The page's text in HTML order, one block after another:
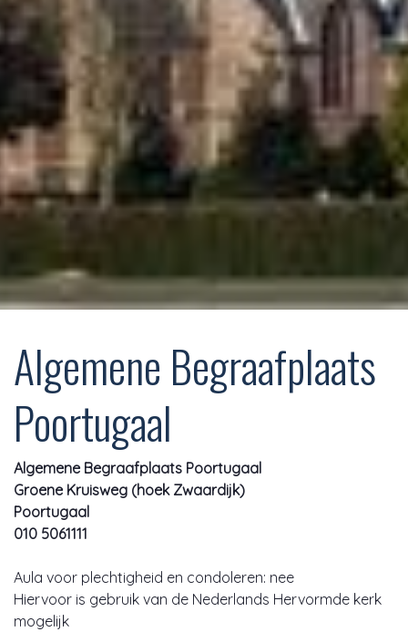
Algemene Begraafplaats
Poortugaal
Algemene Begraafplaats Poortugaal
Groene Kruisweg (hoek Zwaardijk)
Poortugaal
010 5061111
Aula voor plechtigheid en condoleren: nee
Hiervoor is gebruik van de Nederlands Hervormde kerk
mogelijk